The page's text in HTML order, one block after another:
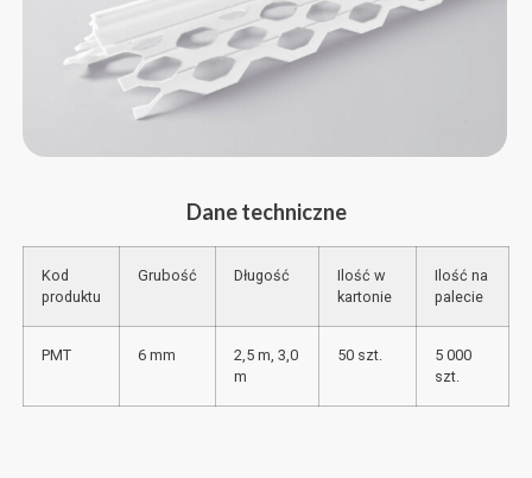
Dane techniczne
Kod
produktu
Grubość Długość
Ilość w
kartonie
Ilość na
palecie
PMT 6 mm
2,5 m, 3,0
m
50 szt.
5 000
szt.